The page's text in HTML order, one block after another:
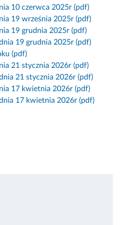
10 czerwca 2025r (pdf)
19 września 2025r (pdf)
19 grudnia 2025r (pdf)
19 grudnia 2025r (pdf)
(pdf)
21 stycznia 2026r (pdf)
21 stycznia 2026r (pdf)
17 kwietnia 2026r (pdf)
17 kwietnia 2026r (pdf)